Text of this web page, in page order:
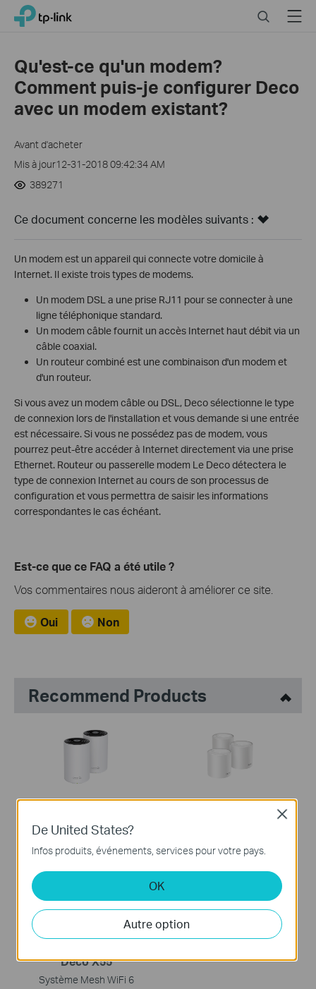
Click
navigation
TP-Link, Reliably Smart SearchMenu
Qu'est-ce qu'un modem?
Comment puis-je configurer Deco
avec un modem existant?
Avant d'acheter
Mis à jour12-31-2018 09:42:34 AM
389271
Ce document concerne les modèles suivants :
Un modem est un appareil qui connecte votre domicile à
Internet. Il existe trois types de modems.
Un modem DSL a une prise RJ11 pour se connecter à une
ligne téléphonique standard.
Un modem câble fournit un accès Internet haut débit via un
câble coaxial.
Un routeur combiné est une combinaison d'un modem et
d'un routeur.
Si vous avez un modem câble ou DSL, Deco sélectionne le type
de connexion lors de l'installation et vous demande si une entrée
est nécessaire. Si vous ne possédez pas de modem, vous
pourrez peut-être accéder à Internet directement via une prise
Ethernet. Routeur ou passerelle modem Le Deco détectera le
type de connexion Internet au cours de son processus de
configuration et vous permettra de saisir les informations
correspondantes le cas échéant.
Est-ce que ce FAQ a été utile ?
Vos commentaires nous aideront à améliorer ce site.
Oui Non
Recommend Products
Deco XE75
Système WiFi 6E Mesh
AXE5400 pour toute la
maison
Deco X50
Deco X55
Système Mesh WiFi 6
De United States?
Infos produits, événements, services pour votre pays.
OK
Autre option
Close